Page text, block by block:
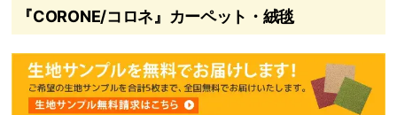
『CORONE/コロネ』カーペット・絨毯